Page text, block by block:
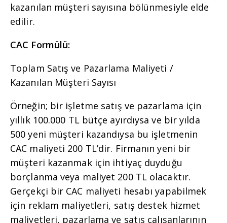
kazanılan müşteri sayısına bölünmesiyle elde
edilir.
CAC Formülü:
Toplam Satış ve Pazarlama Maliyeti /
Kazanılan Müşteri Sayısı
Örneğin; bir işletme satış ve pazarlama için
yıllık 100.000 TL bütçe ayırdıysa ve bir yılda
500 yeni müşteri kazandıysa bu işletmenin
CAC maliyeti 200 TL’dir. Firmanın yeni bir
müşteri kazanmak için ihtiyaç duyduğu
borçlanma veya maliyet 200 TL olacaktır.
Gerçekçi bir CAC maliyeti hesabı yapabilmek
için reklam maliyetleri, satış destek hizmet
maliyetleri, pazarlama ve satış çalışanlarının